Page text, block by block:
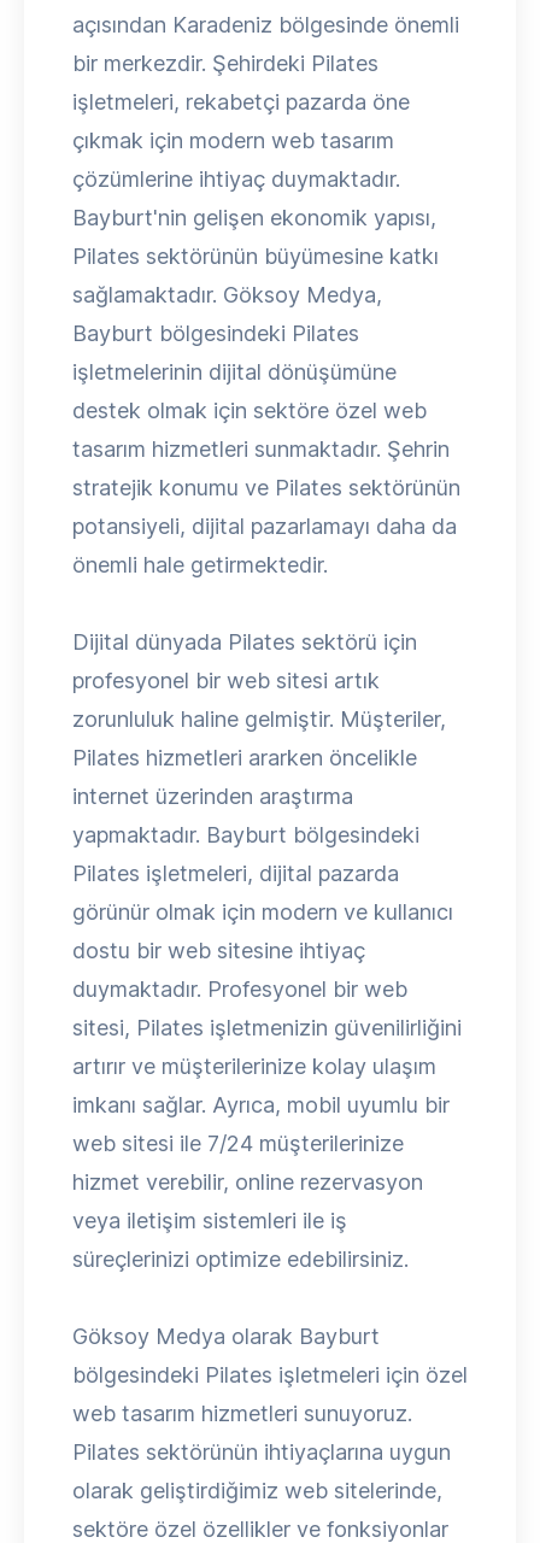
açısından Karadeniz bölgesinde önemli
bir merkezdir. Şehirdeki Pilates
işletmeleri, rekabetçi pazarda öne
çıkmak için modern web tasarım
çözümlerine ihtiyaç duymaktadır.
Bayburt'nin gelişen ekonomik yapısı,
Pilates sektörünün büyümesine katkı
sağlamaktadır. Göksoy Medya,
Bayburt bölgesindeki Pilates
işletmelerinin dijital dönüşümüne
destek olmak için sektöre özel web
tasarım hizmetleri sunmaktadır. Şehrin
stratejik konumu ve Pilates sektörünün
potansiyeli, dijital pazarlamayı daha da
önemli hale getirmektedir.
Dijital dünyada Pilates sektörü için
profesyonel bir web sitesi artık
zorunluluk haline gelmiştir. Müşteriler,
Pilates hizmetleri ararken öncelikle
internet üzerinden araştırma
yapmaktadır. Bayburt bölgesindeki
Pilates işletmeleri, dijital pazarda
görünür olmak için modern ve kullanıcı
dostu bir web sitesine ihtiyaç
duymaktadır. Profesyonel bir web
sitesi, Pilates işletmenizin güvenilirliğini
artırır ve müşterilerinize kolay ulaşım
imkanı sağlar. Ayrıca, mobil uyumlu bir
web sitesi ile 7/24 müşterilerinize
hizmet verebilir, online rezervasyon
veya iletişim sistemleri ile iş
süreçlerinizi optimize edebilirsiniz.
Göksoy Medya olarak Bayburt
bölgesindeki Pilates işletmeleri için özel
web tasarım hizmetleri sunuyoruz.
Pilates sektörünün ihtiyaçlarına uygun
olarak geliştirdiğimiz web sitelerinde,
sektöre özel özellikler ve fonksiyonlar